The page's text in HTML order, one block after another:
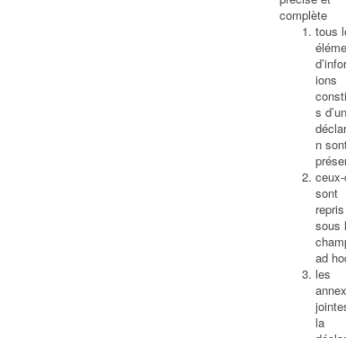
complète
tous
ions
s
n
sont
repris
sous
ad
les
la